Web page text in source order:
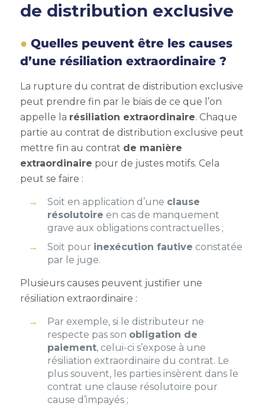
de distribution exclusive
Quelles peuvent être les causes
d’une résiliation extraordinaire ?
La rupture du contrat de distribution exclusive
peut prendre fin par le biais de ce que l’on
appelle la résiliation extraordinaire. Chaque
partie au contrat de distribution exclusive peut
mettre fin au contrat de manière
extraordinaire pour de justes motifs. Cela
peut se faire :
Soit en application d’une clause
résolutoire en cas de manquement
grave aux obligations contractuelles ;
Soit pour inexécution fautive constatée
par le juge.
Plusieurs causes peuvent justifier une
résiliation extraordinaire :
Par exemple, si le distributeur ne
respecte pas son obligation de
paiement, celui-ci s’expose à une
résiliation extraordinaire du contrat. Le
plus souvent, les parties insèrent dans le
contrat une clause résolutoire pour
cause d’impayés ;